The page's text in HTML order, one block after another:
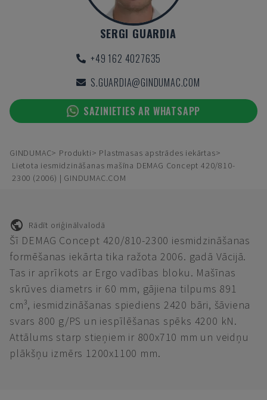
SERGI GUARDIA
+49 162 4027635
S.GUARDIA@GINDUMAC.COM
SAZINIETIES AR WHATSAPP
GINDUMAC Produkti
Plastmasas apstrādes iekārtas
Lietota iesmidzināšanas mašīna DEMAG Concept 420/810-
2300 (2006) | GINDUMAC.COM
Rādīt oriģinālvalodā
Šī DEMAG Concept 420/810-2300 iesmidzināšanas
formēšanas iekārta tika ražota 2006. gadā Vācijā.
Tas ir aprīkots ar Ergo vadības bloku. Mašīnas
skrūves diametrs ir 60 mm, gājiena tilpums 891
cm³, iesmidzināšanas spiediens 2420 bāri, šāviena
svars 800 g/PS un iespīlēšanas spēks 4200 kN.
Attālums starp stieņiem ir 800x710 mm un veidņu
plākšņu izmērs 1200x1100 mm.